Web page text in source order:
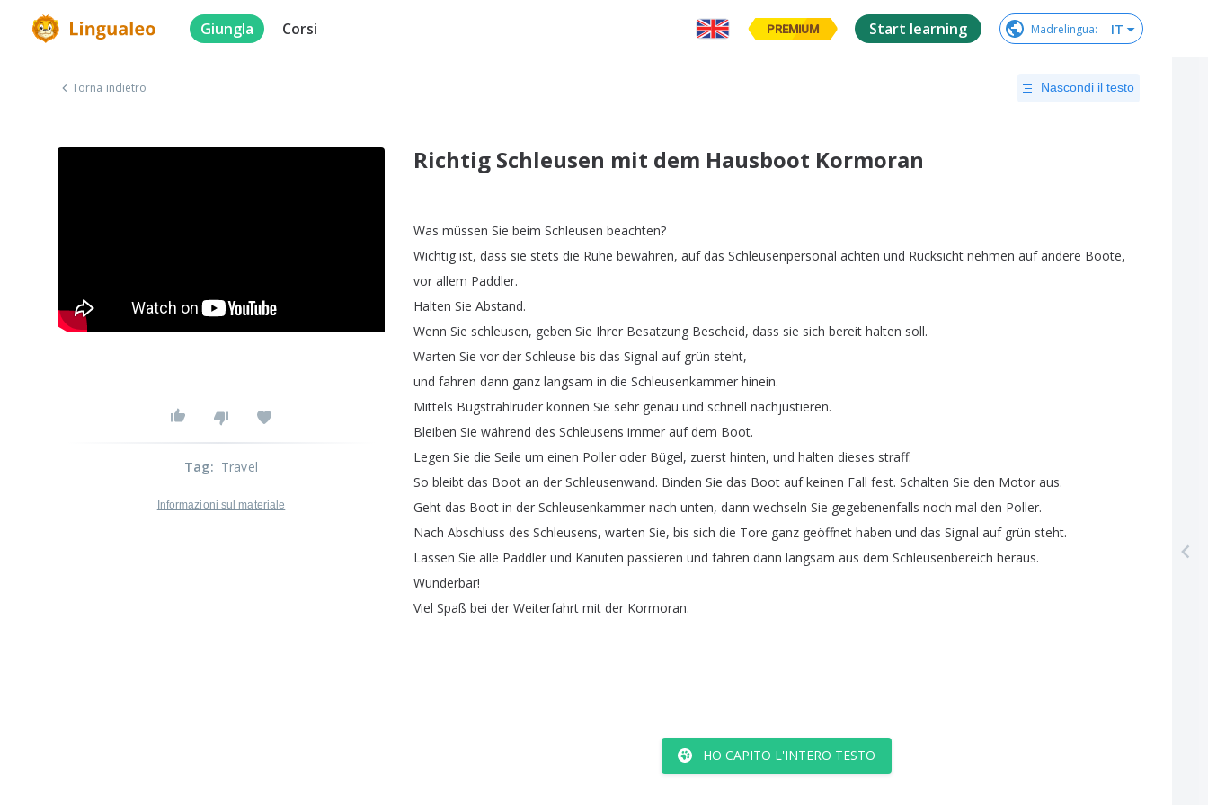
Giungla Corsi PREMIUM Start learning Madrelingua: IT
Torna indietro Nascondi il testo
Richtig Schleusen mit dem Hausboot Kormoran
Was müssen Sie beim Schleusen beachten?
Wichtig ist, dass sie stets die Ruhe bewahren, auf das Schleusenpersonal achten und Rücksicht nehmen auf andere Boote,
vor allem Paddler.
Halten Sie Abstand.
Wenn Sie schleusen, geben Sie Ihrer Besatzung Bescheid, dass sie sich bereit halten soll.
Warten Sie vor der Schleuse bis das Signal auf grün steht,
und fahren dann ganz langsam in die Schleusenkammer hinein.
Mittels Bugstrahlruder können Sie sehr genau und schnell nachjustieren.
Bleiben Sie während des Schleusens immer auf dem Boot.
Legen Sie die Seile um einen Poller oder Bügel, zuerst hinten, und halten dieses straff.
So bleibt das Boot an der Schleusenwand. Binden Sie das Boot auf keinen Fall fest. Schalten Sie den Motor aus.
Geht das Boot in der Schleusenkammer nach unten, dann wechseln Sie gegebenenfalls noch mal den Poller.
Nach Abschluss des Schleusens, warten Sie, bis sich die Tore ganz geöffnet haben und das Signal auf grün steht.
Lassen Sie alle Paddler und Kanuten passieren und fahren dann langsam aus dem Schleusenbereich heraus.
Wunderbar!
Viel Spaß bei der Weiterfahrt mit der Kormoran.
HO CAPITO L'INTERO TESTO
Tag: Travel
Informazioni sul materiale